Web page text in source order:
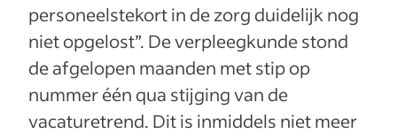
personeelstekort in de zorg duidelijk nog
niet opgelost”. De verpleegkunde stond
de afgelopen maanden met stip op
nummer één qua stijging van de
vacaturetrend. Dit is inmiddels niet meer